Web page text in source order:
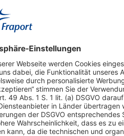
Online einkaufen & buchen
Parkplätze
Online-Shop